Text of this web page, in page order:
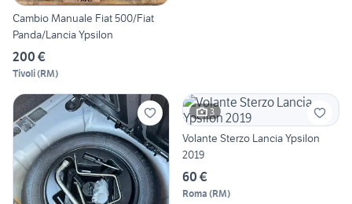
Cambio Manuale Fiat 500/Fiat
Panda/Lancia Ypsilon
200 €
Tivoli(RM)
3
Volante Sterzo Lancia Ypsilon
2019
60 €
Roma (RM)